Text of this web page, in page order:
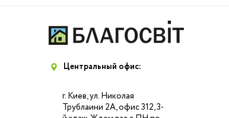
Центральный офис:
г. Киев, ул. Николая
Трублаини 2А, офис 312, 3-